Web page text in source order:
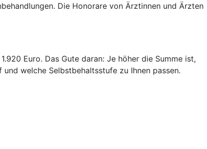
Die Honorare von Ärztinnen und Ärzten
Euro. Das Gute daran: Je höher die Summe ist,
welche Selbstbehaltsstufe zu Ihnen passen.